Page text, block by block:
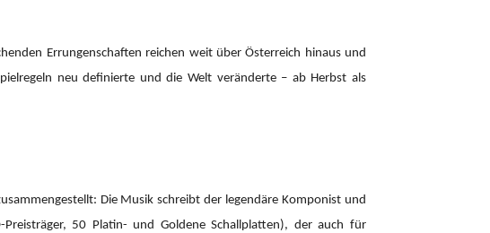
Errungenschaften reichen weit über Österreich hinaus und
neu definierte und die Welt veränderte – ab Herbst als
Die Musik schreibt der legendäre Komponist und
Preisträger, 50 Platin- und Goldene Schallplatten), der auch für